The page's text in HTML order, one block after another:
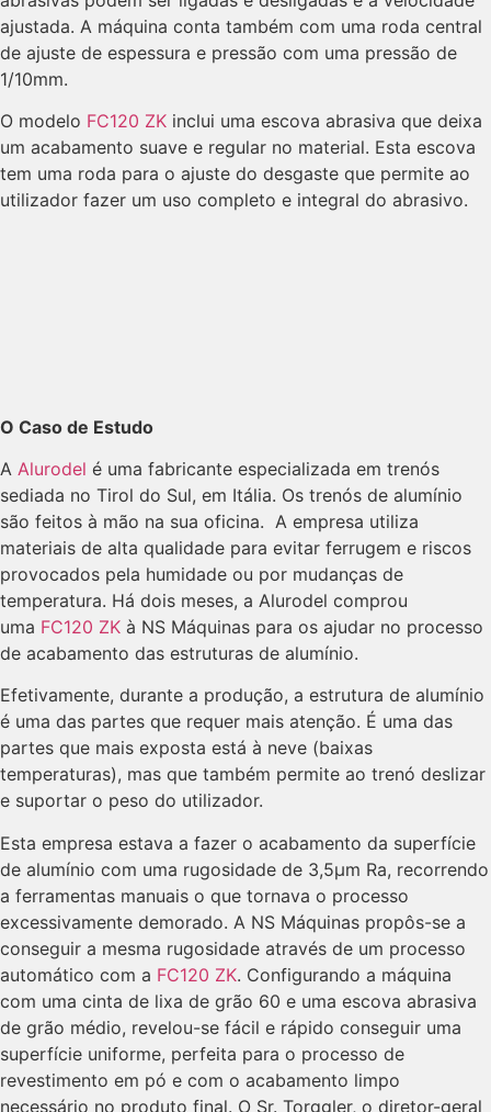
ajustada. A máquina conta também com uma roda central
de ajuste de espessura e pressão com uma pressão de
1/10mm.
O modelo FC120 ZK inclui uma escova abrasiva que deixa
um acabamento suave e regular no material. Esta escova
tem uma roda para o ajuste do desgaste que permite ao
utilizador fazer um uso completo e integral do abrasivo.
O Caso de Estudo
A Alurodel é uma fabricante especializada em trenós
sediada no Tirol do Sul, em Itália. Os trenós de alumínio
são feitos à mão na sua oficina. A empresa utiliza
materiais de alta qualidade para evitar ferrugem e riscos
provocados pela humidade ou por mudanças de
temperatura. Há dois meses, a Alurodel comprou
uma FC120 ZK à NS Máquinas para os ajudar no processo
de acabamento das estruturas de alumínio.
Efetivamente, durante a produção, a estrutura de alumínio
é uma das partes que requer mais atenção. É uma das
partes que mais exposta está à neve (baixas
temperaturas), mas que também permite ao trenó deslizar
e suportar o peso do utilizador.
Esta empresa estava a fazer o acabamento da superfície
de alumínio com uma rugosidade de 3,5µm Ra, recorrendo
a ferramentas manuais o que tornava o processo
excessivamente demorado. A NS Máquinas propôs-se a
conseguir a mesma rugosidade através de um processo
automático com a FC120 ZK. Configurando a máquina
com uma cinta de lixa de grão 60 e uma escova abrasiva
de grão médio, revelou-se fácil e rápido conseguir uma
superfície uniforme, perfeita para o processo de
revestimento em pó e com o acabamento limpo
necessário no produto final. O Sr. Torggler, o diretor-geral